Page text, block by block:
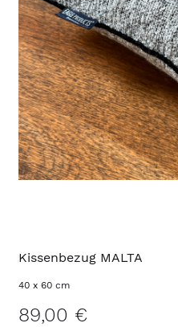
Kissenbezug MALTA
40 x 60 cm
89,00 €